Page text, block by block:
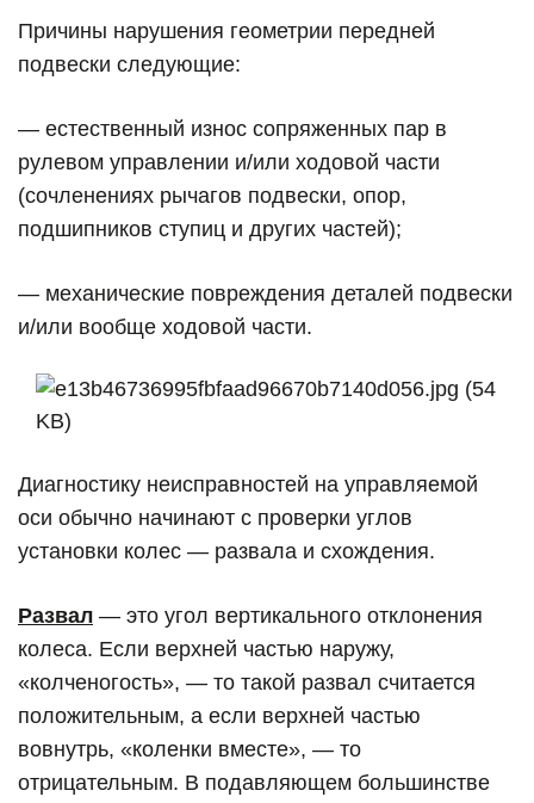
Причины нарушения геометрии передней
подвески следующие:
— естественный износ сопряженных пар в
рулевом управлении и/или ходовой части
(сочленениях рычагов подвески, опор,
подшипников ступиц и других частей);
— механические повреждения деталей подвески
и/или вообще ходовой части.
Диагностику неисправностей на управляемой
оси обычно начинают с проверки углов
установки колес — развала и схождения.
Развал — это угол вертикального отклонения
колеса. Если верхней частью наружу,
«колченогость», — то такой развал считается
положительным, а если верхней частью
вовнутрь, «коленки вместе», — то
отрицательным. В подавляющем большинстве